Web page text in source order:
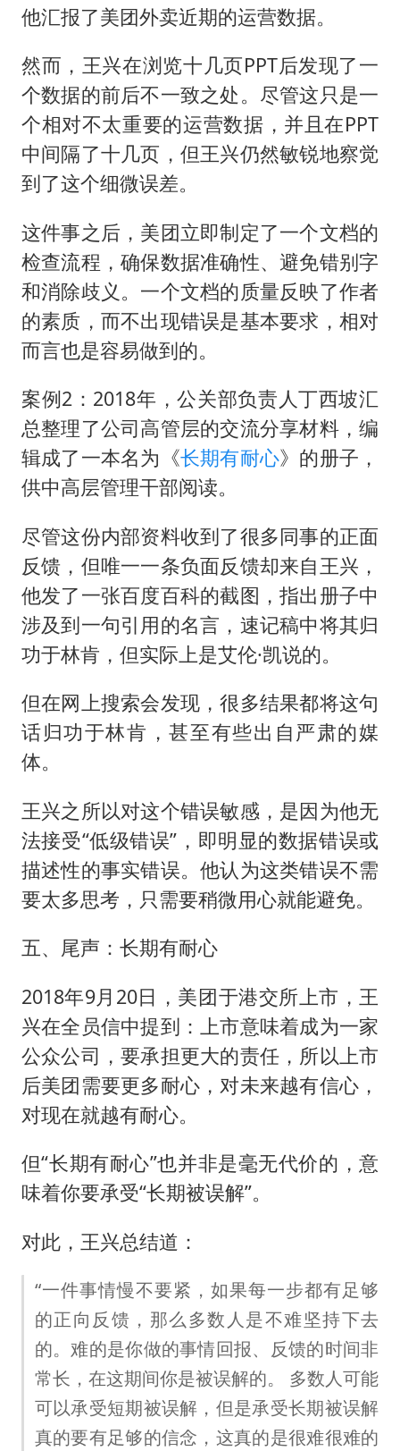
他汇报了美团外卖近期的运营数据。
然而，王兴在浏览十几页PPT后发现了一
个数据的前后不一致之处。尽管这只是一
个相对不太重要的运营数据，并且在PPT
中间隔了十几页，但王兴仍然敏锐地察觉
到了这个细微误差。
这件事之后，美团立即制定了一个文档的
检查流程，确保数据准确性、避免错别字
和消除歧义。一个文档的质量反映了作者
的素质，而不出现错误是基本要求，相对
而言也是容易做到的。
案例2：2018年，公关部负责人丁西坡汇
总整理了公司高管层的交流分享材料，编
辑成了一本名为《长期有耐心》的册子，
供中高层管理干部阅读。
尽管这份内部资料收到了很多同事的正面
反馈，但唯一一条负面反馈却来自王兴，
他发了一张百度百科的截图，指出册子中
涉及到一句引用的名言，速记稿中将其归
功于林肯，但实际上是艾伦·凯说的。
但在网上搜索会发现，很多结果都将这句
话归功于林肯，甚至有些出自严肃的媒
体。
王兴之所以对这个错误敏感，是因为他无
法接受“低级错误”，即明显的数据错误或
描述性的事实错误。他认为这类错误不需
要太多思考，只需要稍微用心就能避免。
五、尾声：长期有耐心
2018年9月20日，美团于港交所上市，王
兴在全员信中提到：上市意味着成为一家
公众公司，要承担更大的责任，所以上市
后美团需要更多耐心，对未来越有信心，
对现在就越有耐心。
但“长期有耐心”也并非是毫无代价的，意
味着你要承受“长期被误解”。
对此，王兴总结道：
“一件事情慢不要紧，如果每一步都有足够
的正向反馈，那么多数人是不难坚持下去
的。难的是你做的事情回报、反馈的时间非
常长，在这期间你是被误解的。 多数人可能
可以承受短期被误解，但是承受长期被误解
真的要有足够的信念，这真的是很难很难的